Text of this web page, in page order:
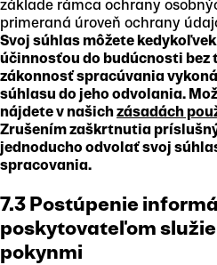
základe rámca ochrany
primeraná úroveň ochrany
Svoj súhlas môžete
účinnosťou do budúcnosti bez
zákonnosť spracúvania
súhlasu do jeho odvolania.
nájdete v našichzásadách
Zrušením zaškrtnutia
jednoducho odvolať svoj
spracovania.
7.3 Postúpenie
poskytovateľom
pokynmi